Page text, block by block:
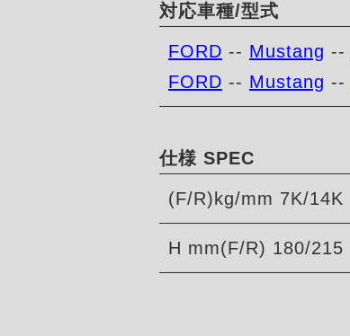
対応車種/型式
FORD -- Mustang --
FORD -- Mustang --
仕様 SPEC
(F/R)kg/mm 7K/14K
H mm(F/R) 180/215